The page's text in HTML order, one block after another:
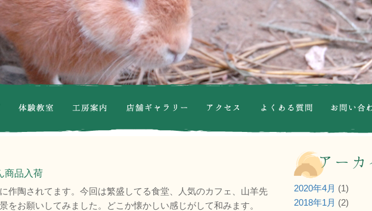
よくある質問 お問合せ
商品入荷
作陶されてます。今回は繁盛してる食堂、人気のカフェ、山羊先
をお願いしてみました。どこか懐かしい感じがして和みます。
アーカ
2020年4月 (1)
2018年1月 (2)